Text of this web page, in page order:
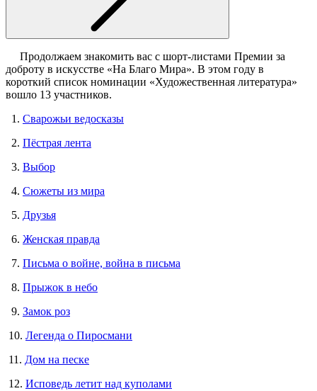
Продолжаем знакомить вас с шорт-листами Премии за
доброту в искусстве «На Благо Мира». В этом году в
короткий список номинации «Художественная литература»
вошло 13 участников.
1. Сварожьи ведосказы
2. Пёстрая лента
3. Выбор
4. Сюжеты из мира
5. Друзья
6. Женская правда
7. Письма о войне, война в письма
8. Прыжок в небо
9. Замок роз
10. Легенда о Пиросмани
11. Дом на песке
12. Исповедь летит над куполами